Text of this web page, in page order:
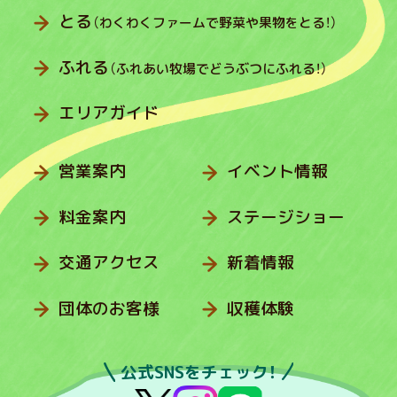
とる （わくわくファームで野菜や果物をとる！）
ふれる （ふれあい牧場でどうぶつにふれる！）
エリアガイド
営業案内
料金案内
交通アクセス
団体のお客様
イベント情報
ステージショー
新着情報
収穫体験
公式SNSをチェック！